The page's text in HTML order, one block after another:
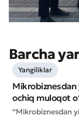
Barcha
Yangiliklar
Mikrobiznesdan
ochiq muloqot
“Mikrobiznesdan